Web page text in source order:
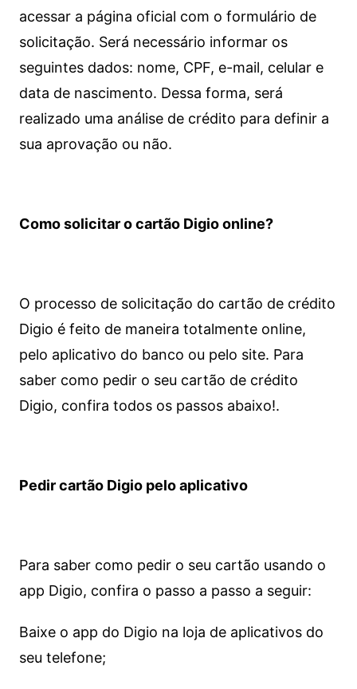
acessar a página oficial com o formulário de
solicitação. Será necessário informar os
seguintes dados: nome, CPF, e-mail, celular e
data de nascimento. Dessa forma, será
realizado uma análise de crédito para definir a
sua aprovação ou não.
Como solicitar o cartão Digio online?
O processo de solicitação do cartão de crédito
Digio é feito de maneira totalmente online,
pelo aplicativo do banco ou pelo site. Para
saber como pedir o seu cartão de crédito
Digio, confira todos os passos abaixo!.
Pedir cartão Digio pelo aplicativo
Para saber como pedir o seu cartão usando o
app Digio, confira o passo a passo a seguir:
Baixe o app do Digio na loja de aplicativos do
seu telefone;